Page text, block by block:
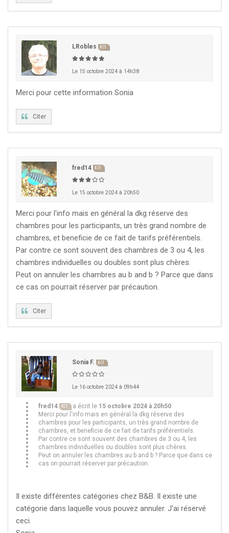
LRobles KCF
Le 15 octobre 2024 à 14h38
Merci pour cette information Sonia
Citer
fred14 KCF
Le 15 octobre 2024 à 20h50
Merci pour l'info mais en général la dkg réserve des
chambres pour les participants, un très grand nombre de
chambres, et beneficie de ce fait de tarifs préférentiels.
Par contre ce sont souvent des chambres de 3 ou 4, les
chambres individuelles ou doubles sont plus chères.
Peut on annuler les chambres au b and b ? Parce que dans
ce cas on pourrait réserver par précaution.
Citer
Sonia F. KCF
Le 16 octobre 2024 à 09h44
fred14 KCF a écrit le 15 octobre 2024 à 20h50
Merci pour l'info mais en général la dkg réserve des
chambres pour les participants, un très grand nombre de
chambres, et beneficie de ce fait de tarifs préférentiels.
Par contre ce sont souvent des chambres de 3 ou 4, les
chambres individuelles ou doubles sont plus chères.
Peut on annuler les chambres au b and b ? Parce que dans ce
cas on pourrait réserver par précaution.
Il existe différentes catégories chez B&B. Il existe une
catégorie dans laquelle vous pouvez annuler. J'ai réservé
ceci.